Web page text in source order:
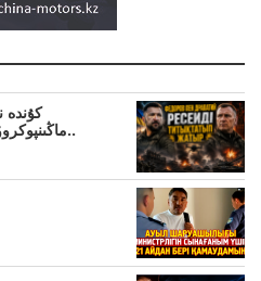
ماڭىنپوكروۆسكاپ، درون ماڭىنداعىنە ج..